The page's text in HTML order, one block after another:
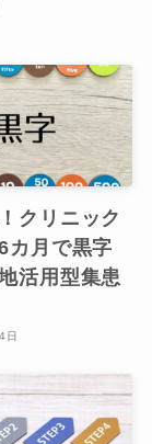
クリニック
カ月で黒字
活用型集患
日